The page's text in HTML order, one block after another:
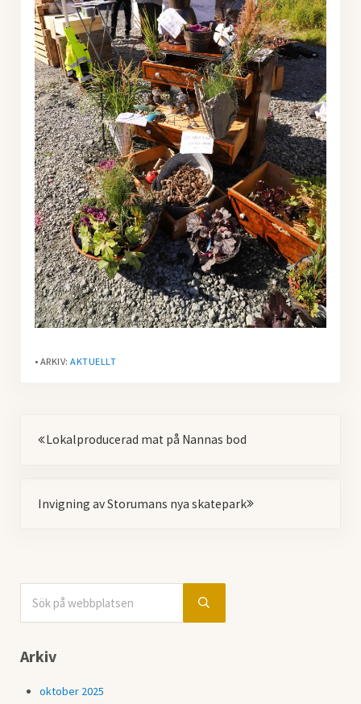
• ARKIV:AKTUELLT
Lokalproducerad mat på Nannas bod
Invigning av Storumans nya skatepark
Sidebar
Submit search
Arkiv
oktober 2025